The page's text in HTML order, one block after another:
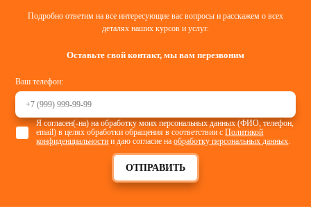
Подробно ответим на все интересующие вас вопросы и расскажем о всех
деталях наших курсов и услуг.
Оставьте свой контакт, мы вам перезвоним
Ваш телефон:
ОТПРАВИТЬ
Я согласен(-на) на обработку моих персональных данных (ФИО, телефон,
email) в целях обработки обращения в соответствии сПолитикой
конфиденциальности и даю согласие наобработку персональных данных.